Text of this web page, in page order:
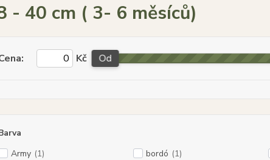
- 40 cm ( 3- 6 měsíců)
Kč Od
Army (1) bordó (1)